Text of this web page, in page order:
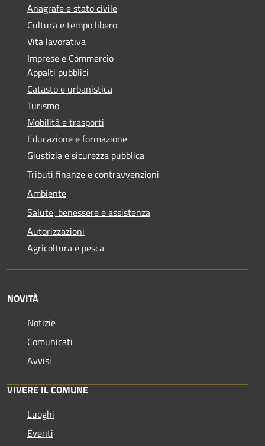
Anagrafe e stato civile
Cultura e tempo libero
Vita lavorativa
Imprese e Commercio
Appalti pubblici
Catasto e urbanistica
Turismo
Mobilità e trasporti
Educazione e formazione
Giustizia e sicurezza pubblica
Tributi,finanze e contravvenzioni
Ambiente
Salute, benessere e assistenza
Autorizzazioni
Agricoltura e pesca
NOVITÀ
Notizie
Comunicati
Avvisi
VIVERE IL COMUNE
Luoghi
Eventi